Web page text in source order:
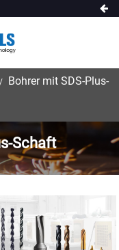
Bohrer mit SDS-Plus-
Schaft